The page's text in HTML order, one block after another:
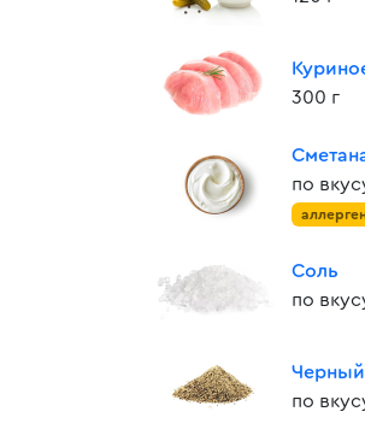
300 г
по
Соль
по
по